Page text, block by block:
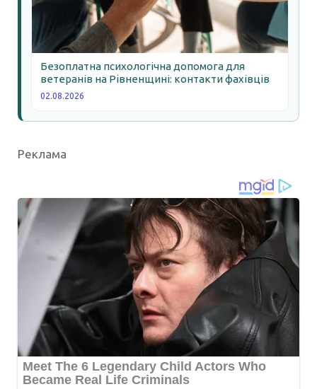
Безоплатна психологічна допомога для
ветеранів на Рівненщині: контакти фахівців
02.08.2026
Реклама